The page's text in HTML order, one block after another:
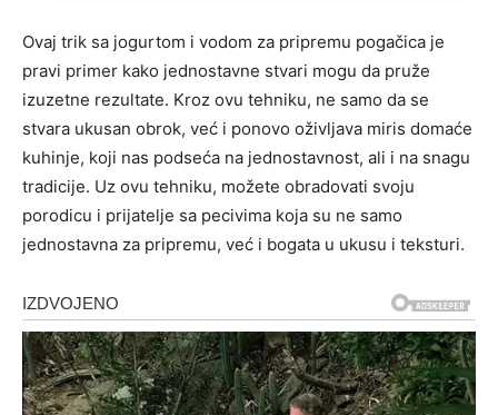
Ovaj trik sa jogurtom i vodom za pripremu pogačica je
pravi primer kako jednostavne stvari mogu da pruže
izuzetne rezultate. Kroz ovu tehniku, ne samo da se
stvara ukusan obrok, već i ponovo oživljava miris domaće
kuhinje, koji nas podseća na jednostavnost, ali i na snagu
tradicije. Uz ovu tehniku, možete obradovati svoju
porodicu i prijatelje sa pecivima koja su ne samo
jednostavna za pripremu, već i bogata u ukusu i teksturi.